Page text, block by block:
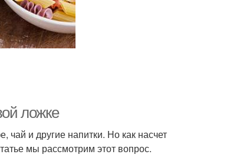
ложке
и другие напитки. Но как насчет
мы рассмотрим этот вопрос.